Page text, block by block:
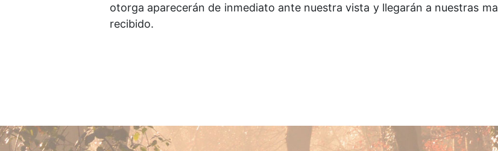
otorga aparecerán de inmediato ante nuestra vista y llegarán a nuestras
recibido.